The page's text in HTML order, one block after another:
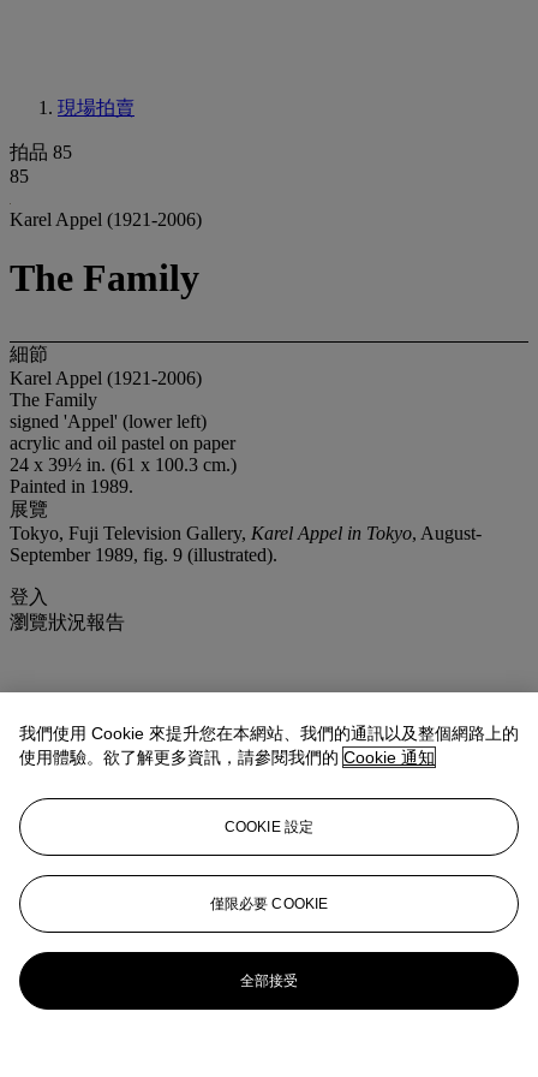
現場拍賣
拍品 85
85
Karel Appel (1921-2006)
The Family
細節
Karel Appel (1921-2006)
The Family
signed 'Appel' (lower left)
acrylic and oil pastel on paper
24 x 39½ in. (61 x 100.3 cm.)
Painted in 1989.
展覽
Tokyo, Fuji Television Gallery, Karel Appel in Tokyo, August-
September 1989, fig. 9 (illustrated).
登入
瀏覽狀況報告
我們使用 Cookie 來提升您在本網站、我們的通訊以及整個網路上的
使用體驗。欲了解更多資訊，請參閱我們的 Cookie 通知
COOKIE 設定
僅限必要 COOKIE
全部接受